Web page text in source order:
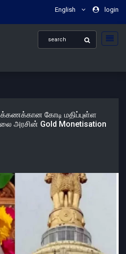
English login
கோடி மதிப்புள்ள
அரசின் Gold Monetisation